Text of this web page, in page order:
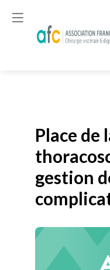
Place de
gestion